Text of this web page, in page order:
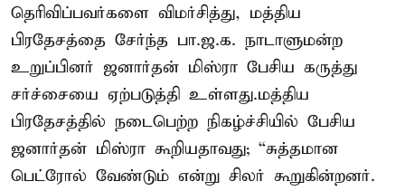
தெரிவிப்பவர்களை விமர்சித்து, மத்திய
பிரதேசத்தை சேர்ந்த பா.ஜ.க. நாடாளுமன்ற
உறுப்பினர் ஜனார்தன் மிஸ்ரா பேசிய கருத்து
சர்ச்சையை ஏற்படுத்தி உள்ளது.மத்திய
பிரதேசத்தில் நடைபெற்ற நிகழ்ச்சியில் பேசிய
ஜனார்தன் மிஸ்ரா கூறியதாவது; “சுத்தமான
பெட்ரோல் வேண்டும் என்று சிலர் கூறுகின்றனர்.